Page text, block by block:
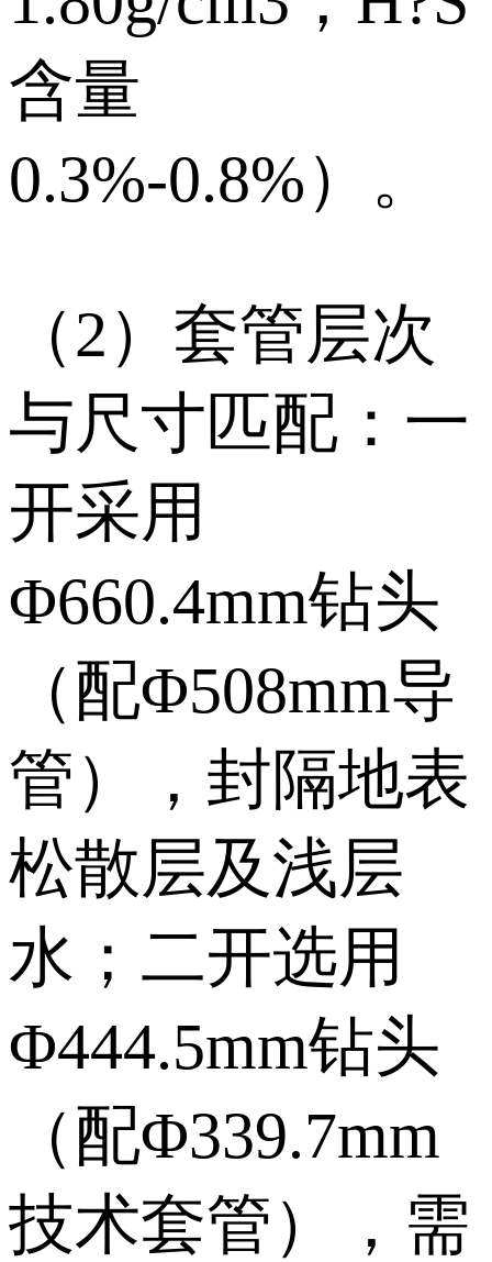
含量
0.3%-0.8%）。
（2）套管层次
与尺寸匹配：一
开采用
Φ660.4mm钻头
（配Φ508mm导
管），封隔地表
松散层及浅层
水；二开选用
Φ444.5mm钻头
（配Φ339.7mm
技术套管），需